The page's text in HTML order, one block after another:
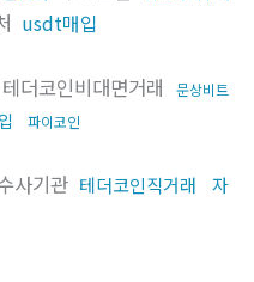
usdt매입
테더코인비대면거래
문상비트
파이코인
사기관 테더코인직거래
자